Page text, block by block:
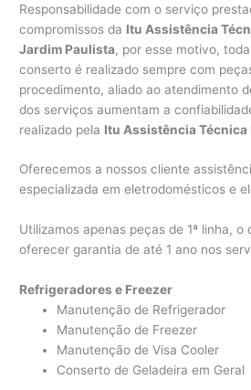
Responsabilidade com o serviço
compromissos da Itu Assistência
Jardim Paulista, por esse motivo,
conserto é realizado sempre com
procedimento, aliado ao atendimento
dos serviços aumentam a
realizado pela Itu Assistência Técnica
Oferecemos a nossos cliente
especializada em eletrodomésticos e
Utilizamos apenas peças de 1ª linha, o
oferecer garantia de até 1 ano nos
Refrigeradores e Freezer
Manutenção de Refrigerador
Manutenção de Freezer
Manutenção de Visa Cooler
Conserto de Geladeira em Geral